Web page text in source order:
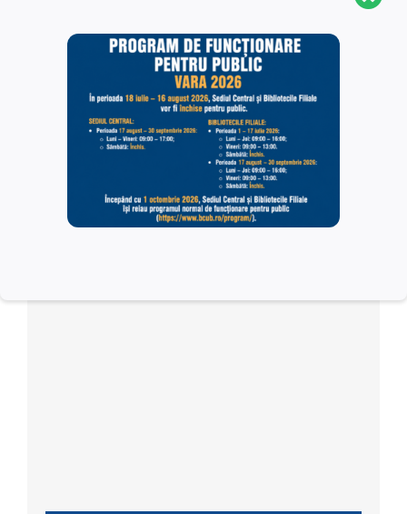
Dată:
7:00 pm - 9:00 pm
Biblioteca Centrală Universitară „Carol I”